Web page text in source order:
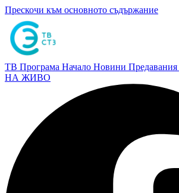
Прескочи към основното съдържание
ТВ Програма Начало Новини Предавания
НА ЖИВО